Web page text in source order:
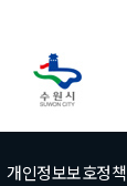
개인정보보호정책